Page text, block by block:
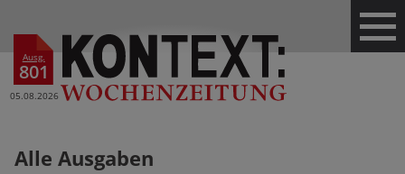
Ausg.
801
05.08.2026
Alle Ausgaben